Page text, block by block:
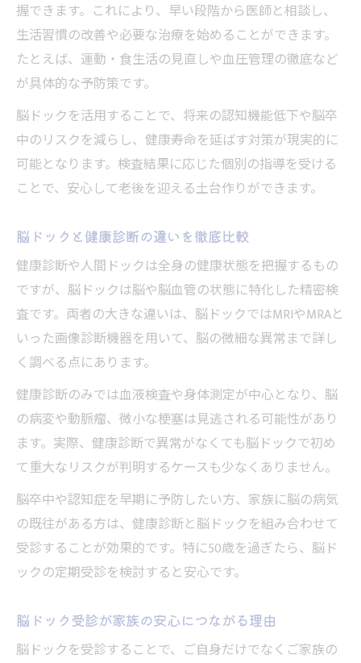
握できます。これにより、早い段階から医師と相談し、
生活習慣の改善や必要な治療を始めることができます。
たとえば、運動・食生活の見直しや血圧管理の徹底など
が具体的な予防策です。
脳ドックを活用することで、将来の認知機能低下や脳卒
中のリスクを減らし、健康寿命を延ばす対策が現実的に
可能となります。検査結果に応じた個別の指導を受ける
ことで、安心して老後を迎える土台作りができます。
脳ドックと健康診断の違いを徹底比較
健康診断や人間ドックは全身の健康状態を把握するもの
ですが、脳ドックは脳や脳血管の状態に特化した精密検
査です。両者の大きな違いは、脳ドックではMRIやMRAと
いった画像診断機器を用いて、脳の微細な異常まで詳し
く調べる点にあります。
健康診断のみでは血液検査や身体測定が中心となり、脳
の病変や動脈瘤、微小な梗塞は見逃される可能性があり
ます。実際、健康診断で異常がなくても脳ドックで初め
て重大なリスクが判明するケースも少なくありません。
脳卒中や認知症を早期に予防したい方、家族に脳の病気
の既往がある方は、健康診断と脳ドックを組み合わせて
受診することが効果的です。特に50歳を過ぎたら、脳ド
ックの定期受診を検討すると安心です。
脳ドック受診が家族の安心につながる理由
脳ドックを受診することで、ご自身だけでなくご家族の